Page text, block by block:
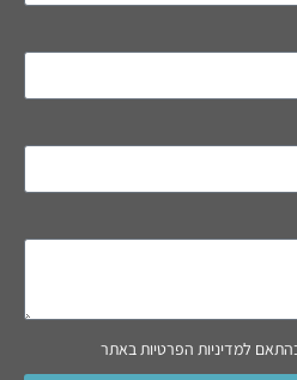
למדיניות הפרטיות באתר